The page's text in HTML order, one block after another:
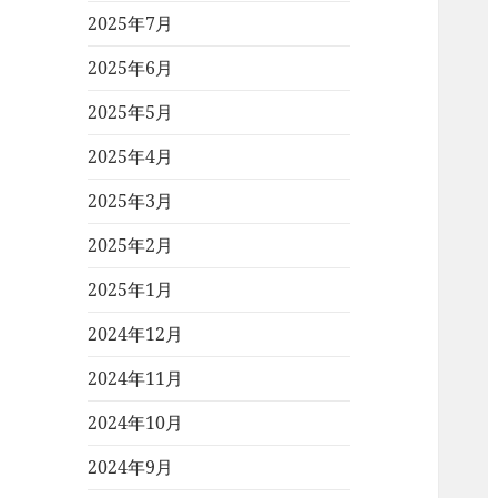
2025年7月
2025年6月
2025年5月
2025年4月
2025年3月
2025年2月
2025年1月
2024年12月
2024年11月
2024年10月
2024年9月